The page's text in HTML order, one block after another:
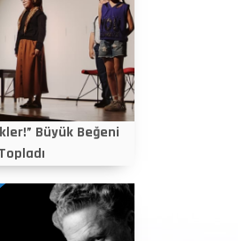
Büyük Beğeni
Topladı